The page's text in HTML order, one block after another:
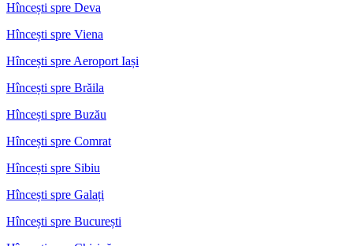
Hîncești spre Deva
Hîncești spre Viena
Hîncești spre Aeroport Iași
Hîncești spre Brăila
Hîncești spre Buzău
Hîncești spre Comrat
Hîncești spre Sibiu
Hîncești spre Galați
Hîncești spre București